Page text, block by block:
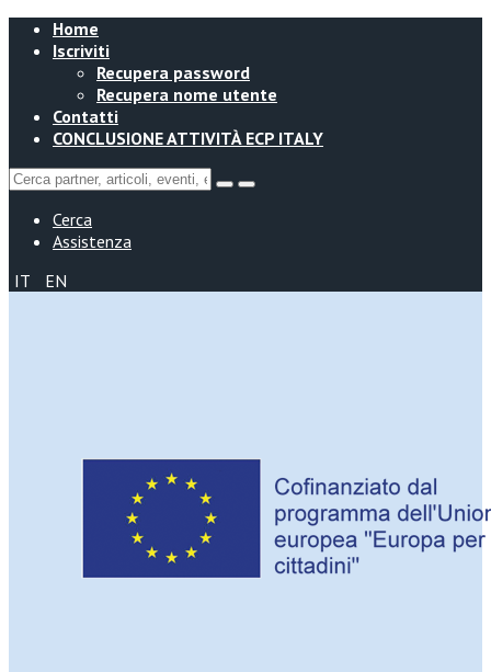
Home
Iscriviti
Recupera password
Recupera nome utente
Contatti
CONCLUSIONE ATTIVITÀ ECP ITALY
Cerca
Assistenza
IT
EN